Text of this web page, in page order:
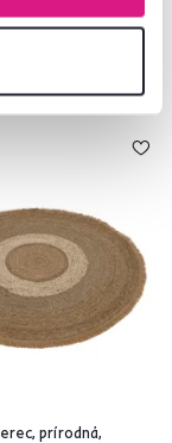
prírodná,